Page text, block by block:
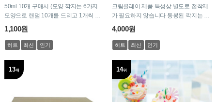
50ml 10개 구매시 (모양 깍지는 6가지
모양으로 랜덤 10개를 드리고 1개씩 주
문시에는 깍지 1개를 드립니다)
1,100원
히트 최신 인기
크림클레이 제품 특성상 별도로 접착제
가 필요하지 않습니다 동봉된 깍지는 모
양이 랜덤으로 포장되어 있습니다
4,000원
히트 최신 인기
13위 14위